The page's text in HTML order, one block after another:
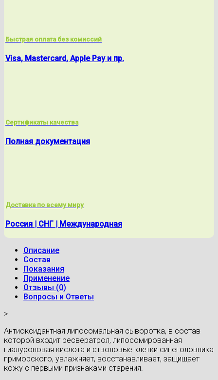
Быстрая оплата без комиссий
Visa, Mastercard, Apple Pay и пр.
Сертификаты качества
Полная документация
Доставка по всему миру
Россия | СНГ | Международная
Описание
Состав
Показания
Применение
Отзывы (0)
Вопросы и Ответы
>
Антиоксидантная липосомальная сыворотка, в состав
которой входит ресвератрол, липосомированная
гиалуроновая кислота и стволовые клетки синеголовника
приморского, увлажняет, восстанавливает, защищает
кожу с первыми признаками старения.